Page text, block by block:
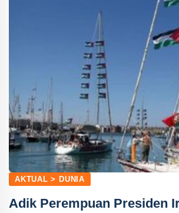
AKTUAL > DUNIA
Adik Perempuan Presiden